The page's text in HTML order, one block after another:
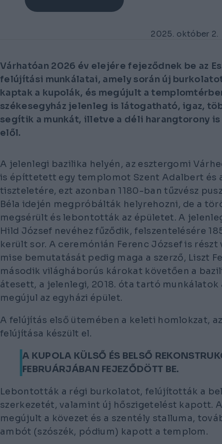
2025. október 2.
Várhatóan 2026 év elejére fejeződnek be az
felújítási munkálatai, amely során új
kaptak a kupolák, és megújult a
székesegyház jelenleg is látogatható, igaz,
segítik a munkát, illetve a déli harangtorony
elől.
A jelenlegi bazilika helyén, az esztergomi
is építtetett egy templomot Szent Adalbert és
tiszteletére, ezt azonban 1180-ban tűzvész
Béla idején megpróbálták helyrehozni, de a
megsérült és lebontották az épületet. A
Hild József nevéhez fűződik, felszentelésére
került sor. A ceremónián Ferenc József is részt
mise bemutatását pedig maga a szerző, Liszt
második világháborús károkat követően a
átesett, a jelenlegi, 2018. óta tartó
megújul az egyházi épület.
A felújítás első ütemében a keleti homlokzat,
felújítása készült el.
A KUPOLA KÜLSŐ ÉS BELSŐ
FEBRUÁRJÁBAN FEJEZŐDÖTT BE.
Lebontották a régi burkolatot, felújították a
szerkezetét, valamint új hőszigetelést kapott.
megújult a kövezet és a szentély stalluma,
ambót (szószék, pódium) kapott a templom.